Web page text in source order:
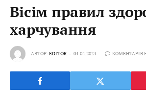
Вісім правил
харчування
АВТОР:EDITOR 04.04.2024 КОМЕНТАРІВ